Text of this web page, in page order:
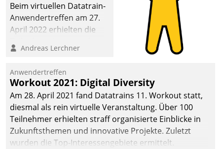
Beim virtuellen Datatrain-
Anwendertreffen am 27.
April 2022 erhielten die
Teilnehmer kurzweilige
Cloud-Strategien und -
Lösungen mit hohem
Zukunftspotenzial.
Andreas Lerchner
Anwendertreffen
Workout 2021: Digital Diversity
Am 28. April 2021 fand Datatrains 11. Workout statt,
diesmal als rein virtuelle Veranstaltung. Über 100
Teilnehmer erhielten straff organisierte Einblicke in
Zukunftsthemen und innovative Projekte. Zuletzt
wurden die Top-Interessengebiete ermittelt.